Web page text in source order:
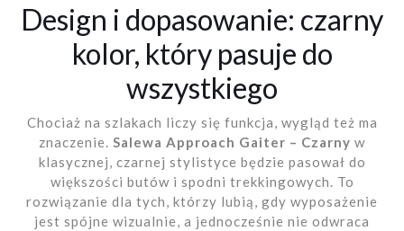
Design i dopasowanie: czarny
kolor, który pasuje do
wszystkiego
Chociaż na szlakach liczy się funkcja, wygląd też ma
znaczenie. Salewa Approach Gaiter – Czarny w
klasycznej, czarnej stylistyce będzie pasował do
większości butów i spodni trekkingowych. To
rozwiązanie dla tych, którzy lubią, gdy wyposażenie
jest spójne wizualnie, a jednocześnie nie odwraca